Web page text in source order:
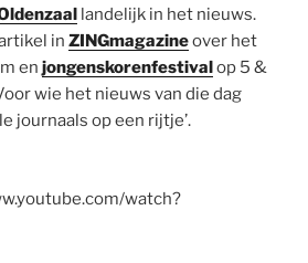
landelijk in het nieuws.
in ZINGmagazineover het
en jongenskorenfestivalop 5 &
wie het nieuws van die dag
journaals op een rijtje’.
watch?